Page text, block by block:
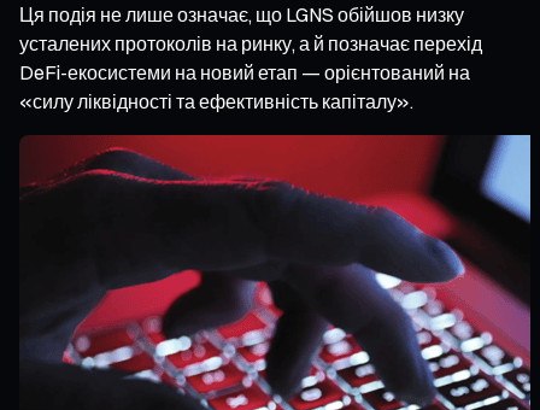
Ця подія не лише означає, що LGNS обійшов низку
усталених протоколів на ринку, а й позначає перехід
DeFi-екосистеми на новий етап — орієнтований на
«силу ліквідності та ефективність капіталу».